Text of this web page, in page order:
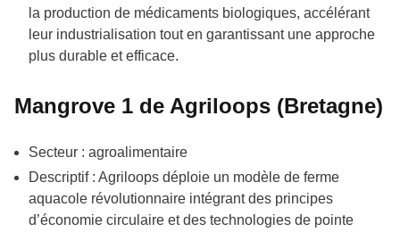
la production de médicaments biologiques, accélérant
leur industrialisation tout en garantissant une approche
plus durable et efficace.
Mangrove 1 de Agriloops (Bretagne)
Secteur : agroalimentaire
Descriptif : Agriloops déploie un modèle de ferme
aquacole révolutionnaire intégrant des principes
d’économie circulaire et des technologies de pointe